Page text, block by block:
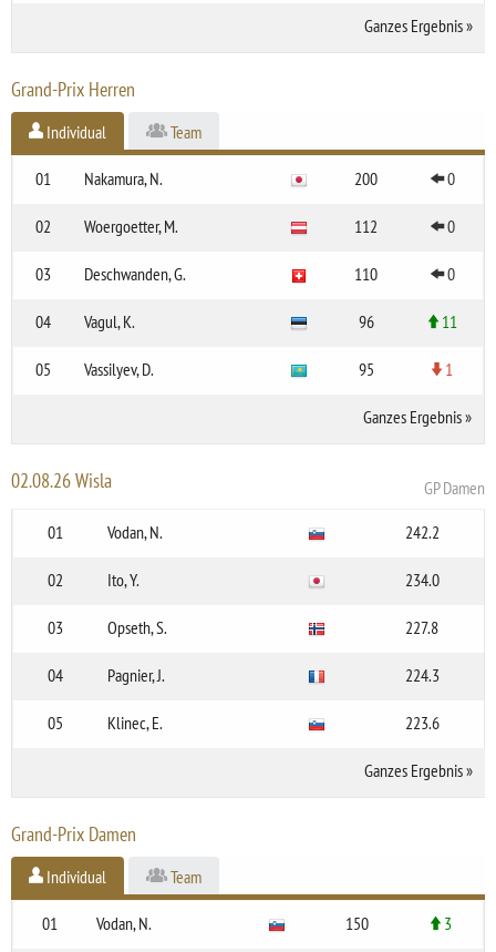
Ganzes Ergebnis»
Grand-Prix Herren
Individual Team
01 Nakamura, N. 200 0
02 Woergoetter, M. 112 0
03 Deschwanden, G. 110 0
04 Vagul, K. 96 11
05 Vassilyev, D. 95 1
Ganzes Ergebnis»
02.08.26 Wisla
GP Damen
01
Vodan, N. 242.2
02 Ito, Y. 234.0
03 Opseth, S. 227.8
04 Pagnier, J. 224.3
05 Klinec, E. 223.6
Ganzes Ergebnis»
Grand-Prix Damen
Individual Team
01 Vodan, N. 150 3